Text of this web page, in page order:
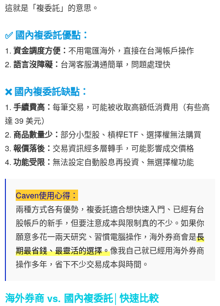
這就是「複委託」的意思。
✅ 國內複委託優點：
資金調度方便： 不用電匯海外，直接在台灣帳戶操作
語言沒障礙： 台灣客服溝通簡單，問題處理快
❌ 國內複委託缺點：
手續費高： 每筆交易，可能被收取高額低消費用（有些高
達 39 美元）
商品數量少： 部分小型股、槓桿ETF、選擇權無法購買
報價落後： 交易資訊經多層轉手，可能影響成交價格
功能受限： 無法設定自動股息再投資、無選擇權功能
Caven使用心得：
兩種方式各有優勢，複委託適合想快速入門、已經有台
股帳戶的新手，但要注意成本與限制真的不少。如果你
願意多花一兩天研究、習慣電腦操作，海外券商會是長
期最省錢、最靈活的選擇。像我自己就已經用海外券商
操作多年，省下不少交易成本與時間。
海外券商 vs. 國內複委託│快速比較